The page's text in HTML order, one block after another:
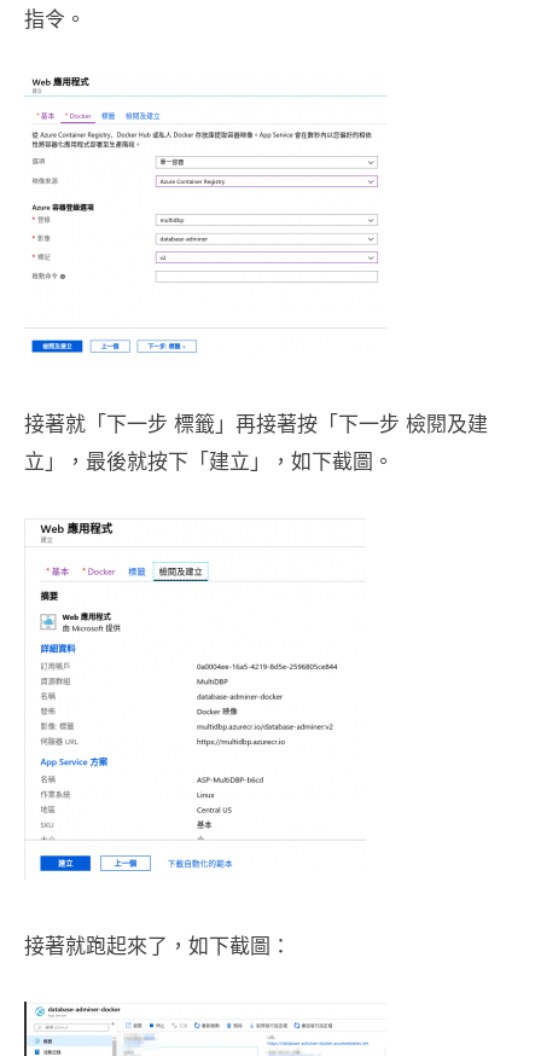
指令。
接著就「下一步 標籤」再接著按「下一步 檢閱及建
立」，最後就按下「建立」，如下截圖。
接著就跑起來了，如下截圖：